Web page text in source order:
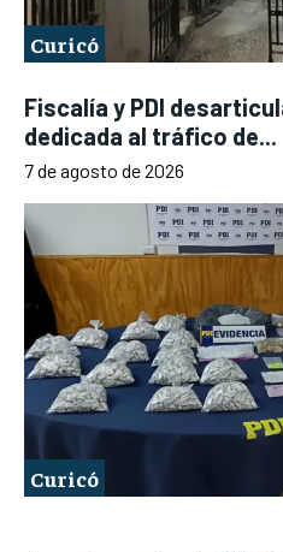
Curicó
Fiscalía y PDI
dedicada al tráfico de...
7 de agosto de 2026
Curicó